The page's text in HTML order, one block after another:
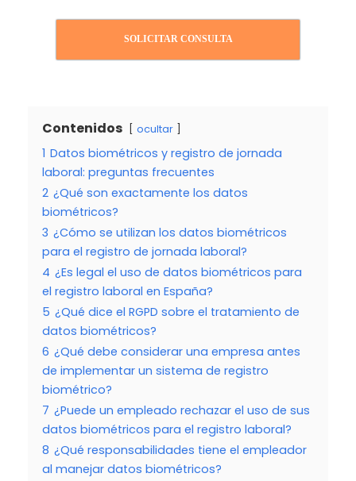
SOLICITAR CONSULTA
Contenidos ocultar
1 Datos biométricos y registro de jornada
laboral: preguntas frecuentes
2 ¿Qué son exactamente los datos
biométricos?
3 ¿Cómo se utilizan los datos biométricos
para el registro de jornada laboral?
4 ¿Es legal el uso de datos biométricos para
el registro laboral en España?
5 ¿Qué dice el RGPD sobre el tratamiento de
datos biométricos?
6 ¿Qué debe considerar una empresa antes
de implementar un sistema de registro
biométrico?
7 ¿Puede un empleado rechazar el uso de sus
datos biométricos para el registro laboral?
8 ¿Qué responsabilidades tiene el empleador
al manejar datos biométricos?